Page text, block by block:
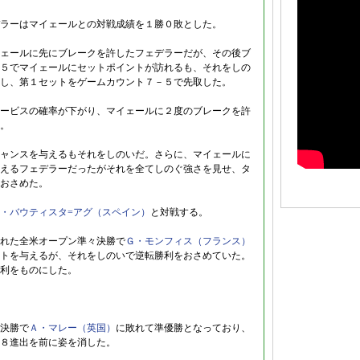
ーはマイェールとの対戦成績を１勝０敗とした。
ールに先にブレークを許したフェデラーだが、その後ブ
でマイェールにセットポイントが訪れるも、それをしの
、第１セットをゲームカウント７－５で先取した。
ビスの確率が下がり、マイェールに２度のブレークを許
ンスを与えるもそれをしのいだ。さらに、マイェールに
るフェデラーだったがそれを全てしのぐ強さを見せ、タ
さめた。
バウティスタ=アグ（スペイン） と対戦する。
た全米オープン準々決勝でＧ・モンフィス（フランス）
を与えるが、それをしのいで逆転勝利をおさめていた。
をものにした。
勝でＡ・マレー（英国） に敗れて準優勝となっており、
進出を前に姿を消した。